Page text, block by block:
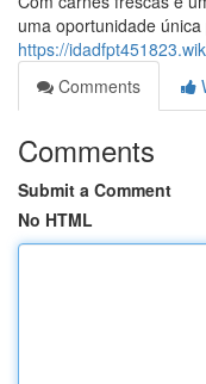
uma oportunidade
https://
Comments
Comments
Submit a Comment
No HTML